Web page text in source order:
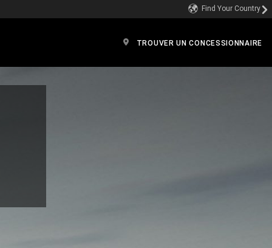
Find Your Country
TROUVER UN CONCESSIONNAIRE